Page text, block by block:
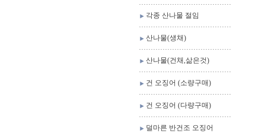
각종 산나물 절임
산나물(생채)
산나물(건채,삶은것)
건 오징어 (소량구매)
건 오징어 (다량구매)
덜마른 반건조 오징어